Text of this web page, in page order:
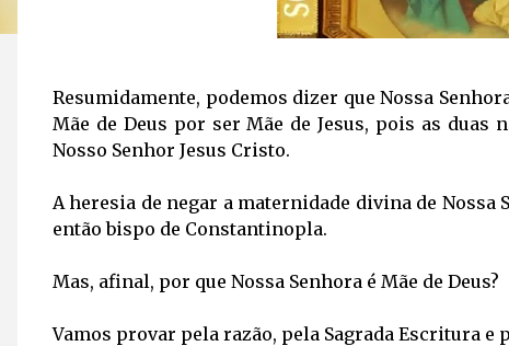
Resumidamente, podemos dizer que Nossa
Mãe de Deus por ser Mãe de Jesus, pois as duas
Nosso Senhor Jesus Cristo.
A heresia de negar a maternidade divina de
então bispo de Constantinopla.
Mas, afinal, por que Nossa Senhora é Mãe de Deus?
Vamos provar pela razão, pela Sagrada Escritura e